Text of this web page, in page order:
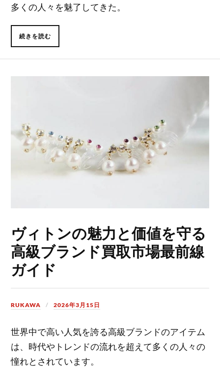
多くの人々を魅了してきた。
続きを読む
ヴィトンの魅力と価値を守る
高級ブランド買取市場最前線
ガイド
RUKAWA 2026年3月15日
世界中で高い人気を誇る高級ブランドのアイテム
は、時代やトレンドの流れを超えて多くの人々の
憧れとされています。